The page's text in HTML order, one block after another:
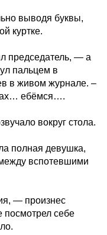
выводя буквы,
куртке.
председатель, — а
пальцем в
в живом журнале. –
ебёмся….
вокруг стола.
полная девушка,
вспотевшими
— произнес
посмотрел себе